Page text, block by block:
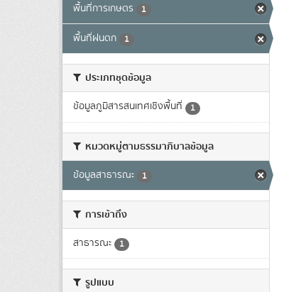
พื้นที่การเกษตร 1
พื้นที่ฝนตก 1
ประเภทชุดข้อมูล
ข้อมูลภูมิสารสนเทศเชิงพื้นที่ 1
หมวดหมู่ตามธรรมาภิบาลข้อมูล
ข้อมูลสาธารณะ 1
การเข้าถึง
สาธารณะ 1
รูปแบบ